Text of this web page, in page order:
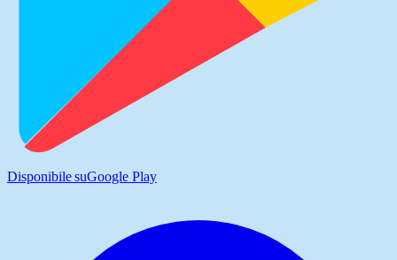
Disponibile suGoogle Play